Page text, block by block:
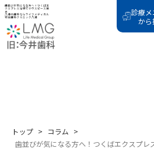
歯並びが気になる方へ！つくばエ
クスプレス沿線でマウスピース矯
正
八潮の歯科ならライフメディカル
総合歯科クリニック八潮
診療メ
か
トップ > コラム >
歯並びが気になる方へ！つくばエクスプレ